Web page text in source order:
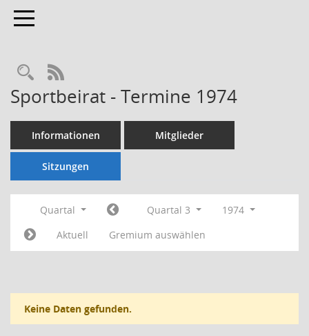
Toggle navigation
Rechercheauswahl
RSS-Feed
Sportbeirat - Termine 1974
Informationen Mitglieder
Sitzungen
Quartal Quartal 3
1974
Aktuell
Gremium auswählen
Keine Daten gefunden.